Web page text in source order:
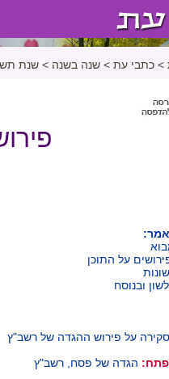
> כתבי עת > שנה בשנה > שנת
על התוכן
ובנוסח
סקירה על פירוש ההגדה של רשב"ץ
הגדה של פסח, רשב"ץ